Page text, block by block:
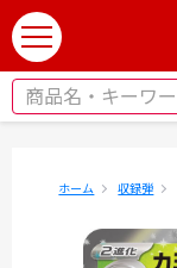
t
o
g
ホーム 収録弾